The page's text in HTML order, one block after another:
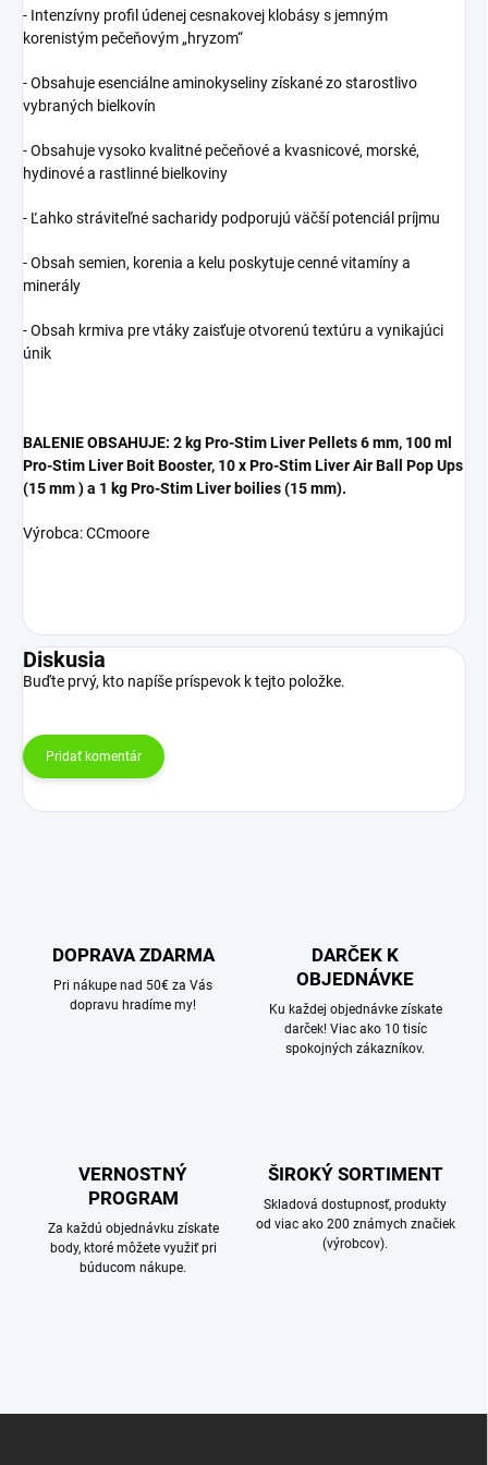
- Intenzívny profil údenej cesnakovej klobásy s jemným
korenistým pečeňovým „hryzom“
- Obsahuje esenciálne aminokyseliny získané zo starostlivo
vybraných bielkovín
- Obsahuje vysoko kvalitné pečeňové a kvasnicové, morské,
hydinové a rastlinné bielkoviny
- Ľahko stráviteľné sacharidy podporujú väčší potenciál príjmu
- Obsah semien, korenia a kelu poskytuje cenné vitamíny a
minerály
- Obsah krmiva pre vtáky zaisťuje otvorenú textúru a vynikajúci
únik
BALENIE OBSAHUJE: 2 kg Pro-Stim Liver Pellets 6 mm, 100 ml
Pro-Stim Liver Boit Booster, 10 x Pro-Stim Liver Air Ball Pop Ups
(15 mm ) a 1 kg Pro-Stim Liver boilies (15 mm).
Výrobca: CCmoore
Diskusia
Buďte prvý, kto napíše príspevok k tejto položke.
Pridať komentár
DOPRAVA ZDARMA
Pri nákupe nad 50€ za Vás
dopravu hradíme my!
DARČEK K
OBJEDNÁVKE
Ku každej objednávke získate
darček! Viac ako 10 tisíc
spokojných zákazníkov.
VERNOSTNÝ
PROGRAM
Za každú objednávku získate
body, ktoré môžete využiť pri
búducom nákupe.
ŠIROKÝ SORTIMENT
Skladová dostupnosť, produkty
od viac ako 200 známych značiek
(výrobcov).